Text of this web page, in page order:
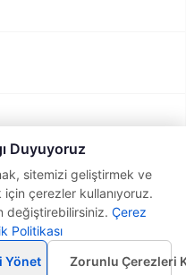
Gerekir?
Şirketler
Duyuyoruz
sitemizi geliştirmek ve
çerezler kullanıyoruz.
değiştirebilirsiniz. Çerez
Politikası
Yönet Zorunlu Çerezleri